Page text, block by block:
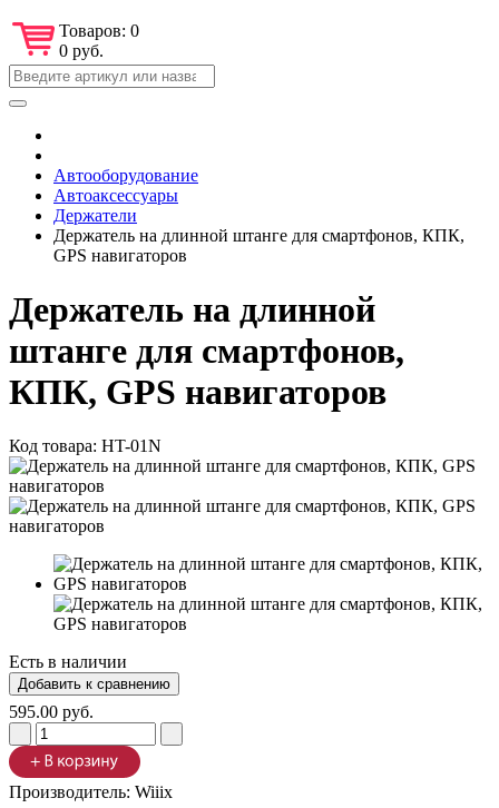
Товаров: 0
0 руб.
Автооборудование
Автоаксессуары
Держатели
Держатель на длинной штанге для смартфонов, КПК,
GPS навигаторов
Держатель на длинной
штанге для смартфонов,
КПК, GPS навигаторов
Код товара: HT-01N
Есть в наличии
595.00 руб.
Производитель: Wiiix